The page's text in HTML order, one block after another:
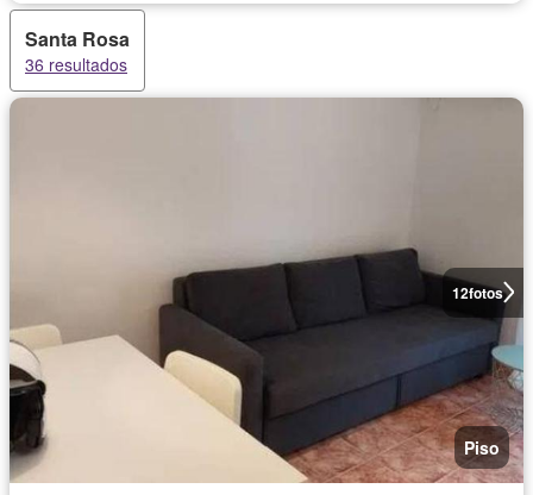
Santa Rosa
36 resultados
12fotos
Piso